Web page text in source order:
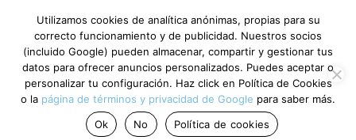
Utilizamos cookies de analítica anónimas, propias para su
correcto funcionamiento y de publicidad. Nuestros socios
(incluido Google) pueden almacenar, compartir y gestionar tus
datos para ofrecer anuncios personalizados. Puedes aceptar o
personalizar tu configuración. Haz click en Política de Cookies
o la página de términos y privacidad de Google para saber más.
Ok
No Política de cookies